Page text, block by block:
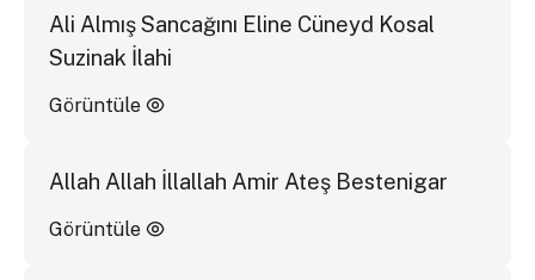
Ali Almış Sancağını Eline Cüneyd Kosal
Suzinak İlahi
Görüntüle
Allah Allah İllallah Amir Ateş Bestenigar
Görüntüle